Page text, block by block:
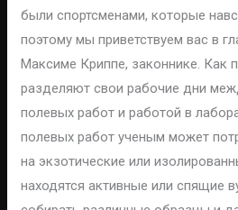
были спортсменами, которые
поэтому мы приветствуем вас в
Максиме Криппе, законнике. Как
разделяют свои рабочие дни
полевых работ и работой в
полевых работ ученым может
на экзотические или
находятся активные или спящие